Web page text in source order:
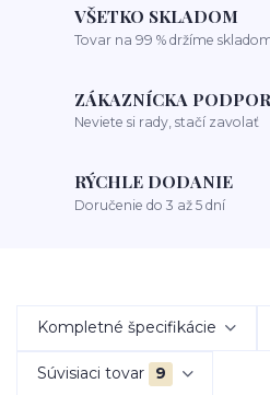
VŠETKO SKLADOM
Tovar na 99 % držíme
ZÁKAZNÍCKA
Neviete si rady, stačí zavolať
RÝCHLE DODANIE
Doručenie do 3 až 5 dní
Kompletné špecifikácie
Súvisiaci tovar 9